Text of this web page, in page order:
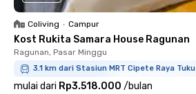
Coliving • Campur
Kost Rukita Samara House Ragunan
Ragunan, Pasar Minggu
3.1 km dari Stasiun MRT Cipete Raya Tuku
mulai dari Rp3.518.000 /bulan